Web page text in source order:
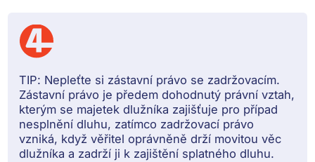
TIP: Nepleťte si zástavní právo se zadržovacím.
Zástavní právo je předem dohodnutý právní vztah,
kterým se majetek dlužníka zajišťuje pro případ
nesplnění dluhu, zatímco zadržovací právo
vzniká, když věřitel oprávněně drží movitou věc
dlužníka a zadrží ji k zajištění splatného dluhu.